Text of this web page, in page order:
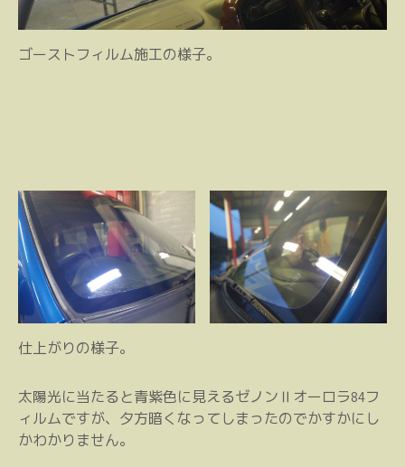
ゴーストフィルム施工の様子。
仕上がりの様子。
太陽光に当たると青紫色に見えるゼノンⅡオーロラ84フ
ィルムですが、夕方暗くなってしまったのでかすかにし
かわかりません。